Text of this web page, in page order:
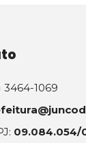
3464-1069
09.084.054/